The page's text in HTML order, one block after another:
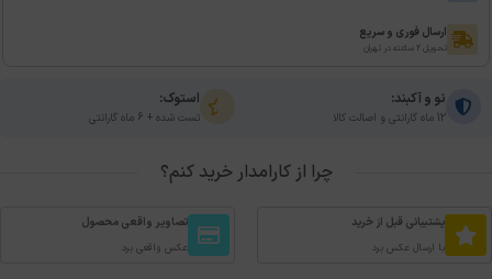
ارسال فوری و سریع
تحویل ۲ ساعته در تهران
نو و آکبند:
12 ماه گارانتی و اصالت کالا
استوک:
تست شده + 6 ماه گارانتی
چرا از کارامدار خرید کنم؟
پشتیبانی قبل از خرید
با ارسال عکس برد
تصاویر واقعی محصول
عکس واقعی برد